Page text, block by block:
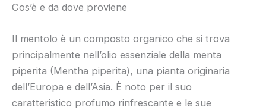
Cos’è e da dove proviene
Il mentolo è un composto organico che si trova
principalmente nell’olio essenziale della menta
piperita (Mentha piperita), una pianta originaria
dell’Europa e dell’Asia. È noto per il suo
caratteristico profumo rinfrescante e le sue